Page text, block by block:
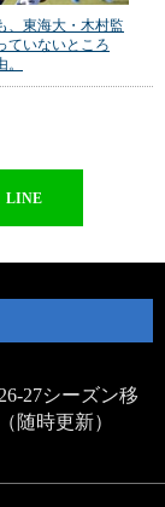
、東海大・木村監
ていないところ
LINE
27シーズン移
随時更新）